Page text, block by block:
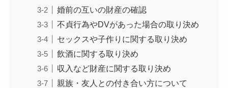
婚前の互いの財産の確認
不貞行為やDVがあった場合の取り決め
セックスや子作りに関する取り決め
飲酒に関する取り決め
収入など財産に関する取り決め
親族・友人との付き合い方について